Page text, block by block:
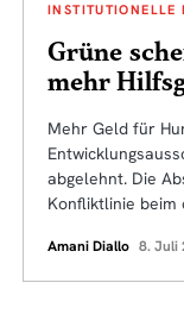
INSTITUTIONELLE
Grüne
mehr
Mehr Geld für
abgelehnt. Die
Konfliktlinie beim
Amani Diallo 8. Juli